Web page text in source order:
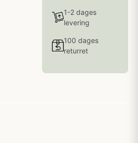
1-2 dages
levering
100 dages
returret